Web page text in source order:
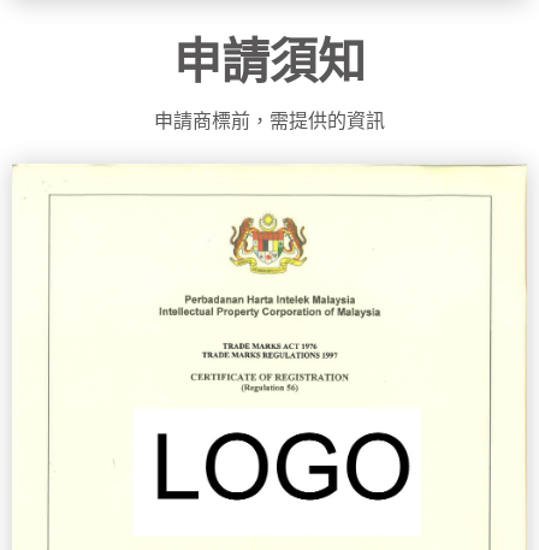
申請須知
申請商標前，需提供的資訊